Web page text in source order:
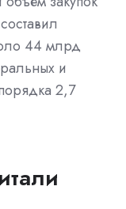
44 млрд
и
2,7